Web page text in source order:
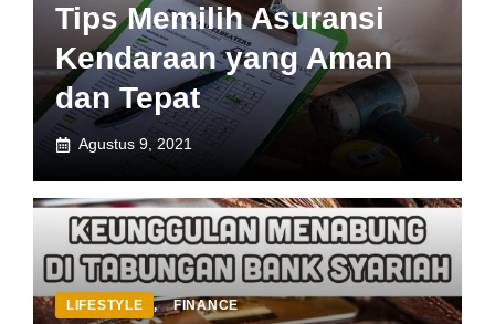
Tips Memilih Asuransi
Kendaraan yang Aman
dan Tepat
Agustus 9, 2021
LIFESTYLE , FINANCE